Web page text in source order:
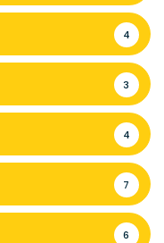
4
3
4
7
6